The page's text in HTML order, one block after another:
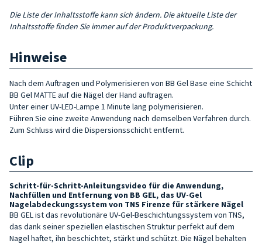
Die Liste der Inhaltsstoffe kann sich ändern. Die aktuelle Liste der
Inhaltsstoffe finden Sie immer auf der Produktverpackung.
Hinweise
Nach dem Auftragen und Polymerisieren von BB Gel Base eine Schicht
BB Gel MATTE auf die Nägel der Hand auftragen.
Unter einer UV-LED-Lampe 1 Minute lang polymerisieren.
Führen Sie eine zweite Anwendung nach demselben Verfahren durch.
Zum Schluss wird die Dispersionsschicht entfernt.
Clip
Schritt-für-Schritt-Anleitungsvideo für die Anwendung,
Nachfüllen und Entfernung von BB GEL, das UV-Gel
Nagelabdeckungssystem von TNS Firenze für stärkere Nägel
BB GEL ist das revolutionäre UV-Gel-Beschichtungssystem von TNS,
das dank seiner speziellen elastischen Struktur perfekt auf dem
Nagel haftet, ihn beschichtet, stärkt und schützt. Die Nägel behalten